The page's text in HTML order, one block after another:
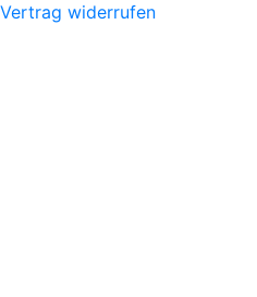
Vertrag widerrufen